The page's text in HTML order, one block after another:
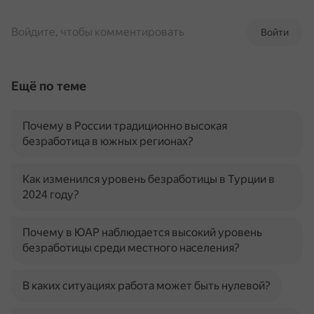
Войти
Войдите, чтобы комментировать
Ещё по теме
Почему в России традиционно высокая
безработица в южных регионах?
Как изменился уровень безработицы в Турции в
2024 году?
Почему в ЮАР наблюдается высокий уровень
безработицы среди местного населения?
В каких ситуациях работа может быть нулевой?